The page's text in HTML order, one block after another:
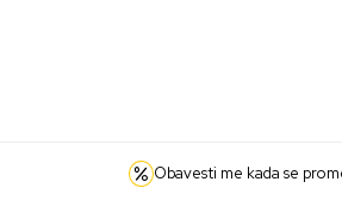
Obavesti me kada se